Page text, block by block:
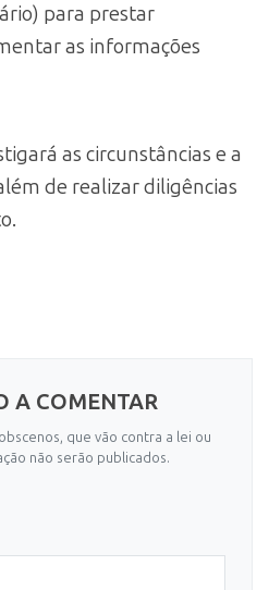
para prestar
as informações
as circunstâncias e a
de realizar diligências
A COMENTAR
que vão contra a lei ou
não serão publicados.